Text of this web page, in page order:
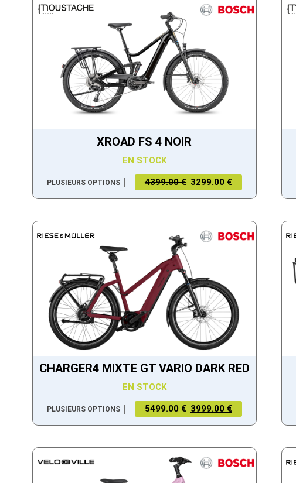
XROAD FS 4 NOIR
EN STOCK
PLUSIEURS OPTIONS 4399.00 € 3299.00 €
CHARGER4 MIXTE GT VARIO DARK RED
EN STOCK
PLUSIEURS OPTIONS 5499.00 € 3999.00 €